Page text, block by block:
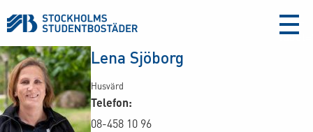
aria-
Lena Sjöborg
Husvärd
Telefon:
08-458 10 96